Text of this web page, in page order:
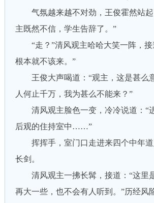
气氛越来越不对劲，王俊霍然站起
主既然不信，学生告辞了。”
“走？”清风观主哈哈大笑一阵，接
根本就不该来。”
王俊大声喝道：“观主，这是甚么
人何止千万，我为甚么不能来？”
清风观主脸色一变，冷冷说道：“
后观的住持室中……”
挥挥手，室门口走进来四个中年道
长剑。
清风观主一拂长髯，接道：“这里
再大一些，也不会有人听到。”历经风